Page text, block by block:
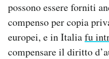
possono essere forniti
compenso per copia
europei, e in Italiafu
compensare il diritto